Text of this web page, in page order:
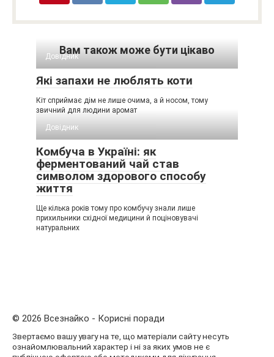
Вам також може бути цікаво
Довідник
Які запахи не люблять коти
Кіт сприймає дім не лише очима, а й носом, тому
звичний для людини аромат
Довідник
Комбуча в Україні: як
ферментований чай став
символом здорового способу
життя
Ще кілька років тому про комбучу знали лише
прихильники східної медицини й поціновувачі
натуральних
© 2026 Всезнайко - Корисні поради
Звертаємо вашу увагу на те, що матеріали сайту несуть
ознайомлювальний характер і ні за яких умов не є